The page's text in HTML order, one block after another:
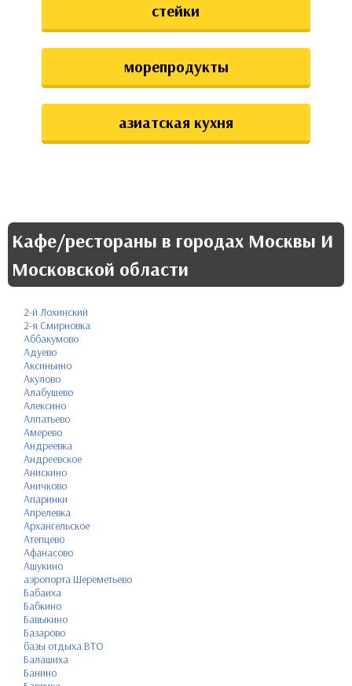
стейки
морепродукты
азиатская кухня
Кафе/рестораны в городах Москвы И
Московской области
2-й Лохинский
2-я Смирновка
Аббакумово
Адуево
Аксиньино
Акулово
Алабушево
Алексино
Алпатьево
Амерево
Андреевка
Андреевское
Анискино
Аничково
Апаринки
Апрелевка
Архангельское
Атепцево
Афанасово
Ашукино
аэропорта Шереметьево
Бабаиха
Бабкино
Бавыкино
Базарово
базы отдыха ВТО
Балашиха
Банино